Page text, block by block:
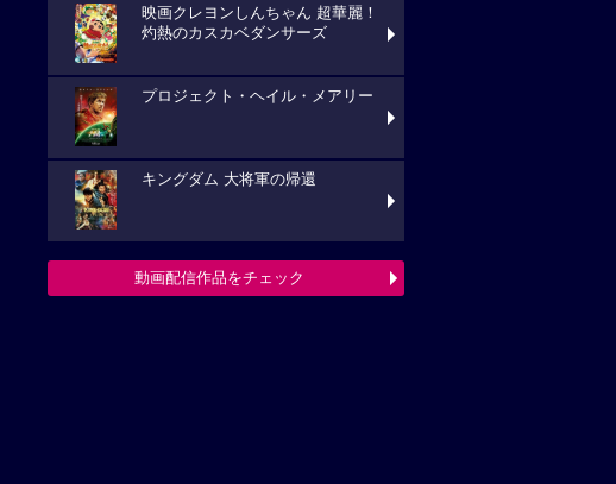
映画クレヨンしんちゃん 超華麗！
灼熱のカスカベダンサーズ
プロジェクト・ヘイル・メアリー
キングダム 大将軍の帰還
動画配信作品をチェック